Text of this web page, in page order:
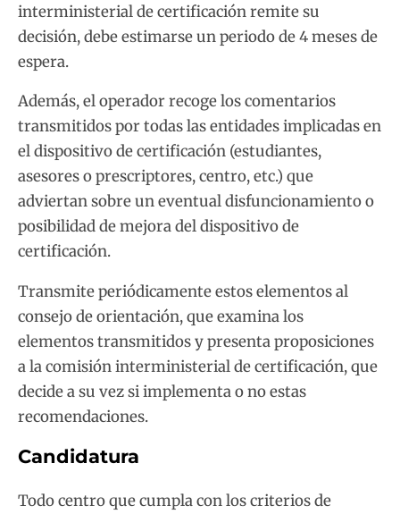
interministerial de certificación remite su
decisión, debe estimarse un periodo de 4 meses de
espera.
Además, el operador recoge los comentarios
transmitidos por todas las entidades implicadas en
el dispositivo de certificación (estudiantes,
asesores o prescriptores, centro, etc.) que
adviertan sobre un eventual disfuncionamiento o
posibilidad de mejora del dispositivo de
certificación.
Transmite periódicamente estos elementos al
consejo de orientación, que examina los
elementos transmitidos y presenta proposiciones
a la comisión interministerial de certificación, que
decide a su vez si implementa o no estas
recomendaciones.
Candidatura
Todo centro que cumpla con los criterios de